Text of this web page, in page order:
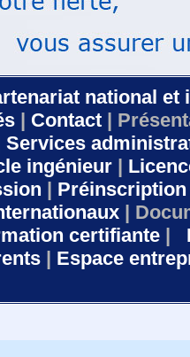
national et
| Contact |
Services
ingénieur |
|
|
certifiante |
| Espace